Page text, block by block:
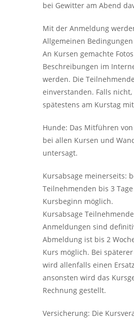
bei Gewitter am Abend
Mit der Anmeldung
Allgemeinen
An Kursen gemachte
Beschreibungen im
werden. Die
einverstanden. Falls
spätestens am Kurstag
Hunde: Das Mitführen
bei allen Kursen und
untersagt.
Kursabsage meinerseits:
Teilnehmenden bis 3
Kursbeginn möglich.
Kursabsage
Anmeldungen sind
Abmeldung ist bis 2
Kurs möglich. Bei
wird allenfalls einen
ansonsten wird das
Rechnung gestellt.
Versicherung: Die